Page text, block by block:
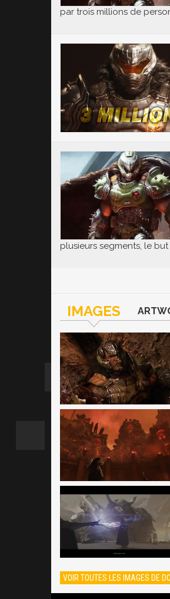
par trois millions de
plusieurs segments, le but
IMAGES
VOIR TOUTES LES IMAGES DE